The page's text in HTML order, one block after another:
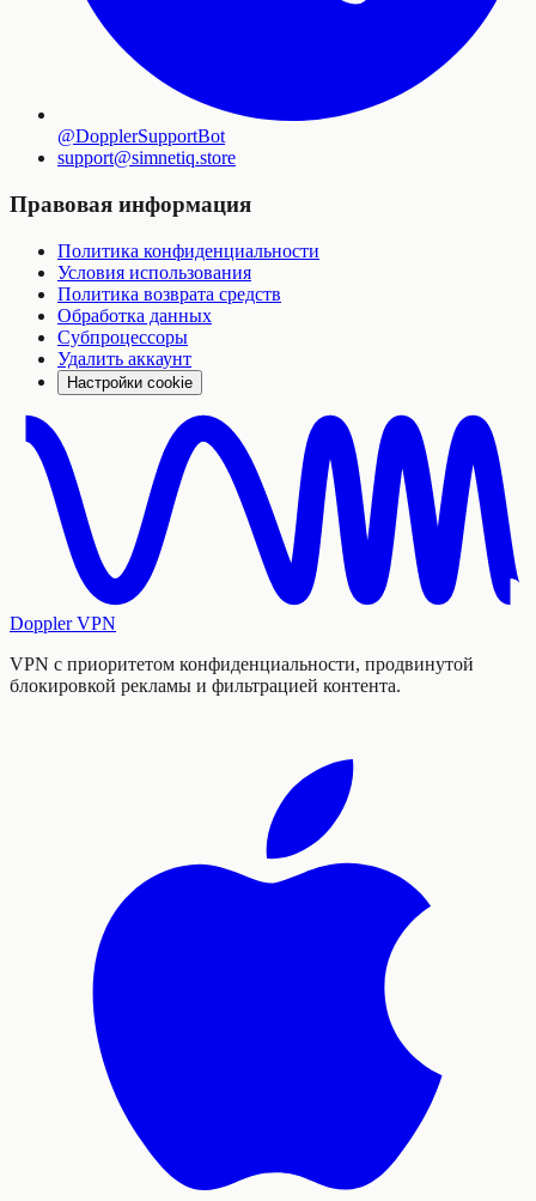
@DopplerSupportBot
support@simnetiq.store
Правовая информация
Политика конфиденциальности
Условия использования
Политика возврата средств
Обработка данных
Субпроцессоры
Удалить аккаунт
Настройки cookie
Doppler VPN
VPN с приоритетом конфиденциальности, продвинутой
блокировкой рекламы и фильтрацией контента.